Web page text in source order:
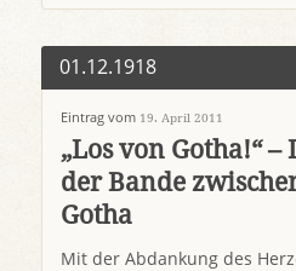
01.12.1918
Eintrag vom 19. April 2011
„Los von Gotha!“
der Bande
Gotha
Mit der Abdankung des